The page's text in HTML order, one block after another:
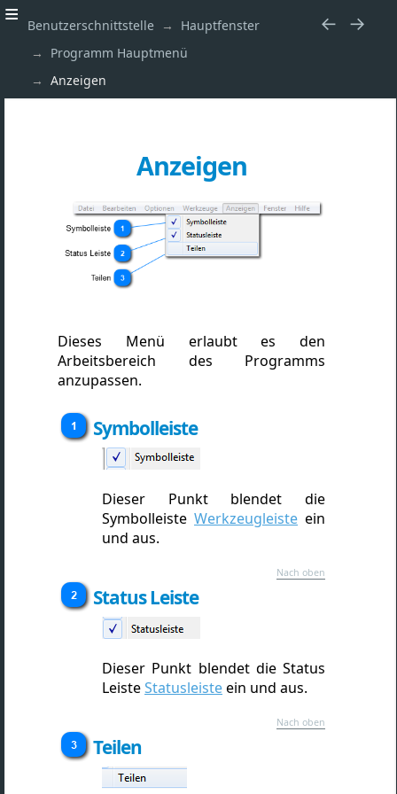
Benutzerschnittstelle
Hauptfenster
Programm Hauptmenü
Anzeigen
Anzeigen
Dieses Menü erlaubt es den
Arbeitsbereich des Programms
anzupassen.
Symbolleiste
Dieser Punkt blendet die
Symbolleiste Werkzeugleiste ein
und aus.
Nach oben
Status Leiste
Dieser Punkt blendet die Status
LeisteStatusleisteein und aus.
Nach oben
Teilen